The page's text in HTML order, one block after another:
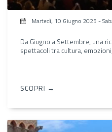
Martedì, 10 Giugno 2025 -
Da Giugno a Settembre, una
spettacoli tra cultura,
SCOPRI →